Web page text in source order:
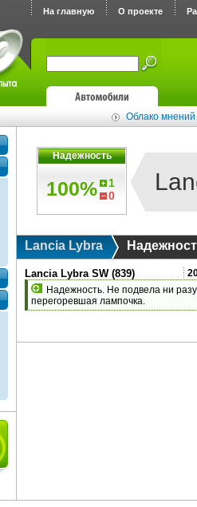
На главную О проекте
Облако
Надежность
100%
1
0
Lancia Lybra
Lancia Lybra SW (839)
Надежность. Не подвела ни
перегоревшая лампочка.